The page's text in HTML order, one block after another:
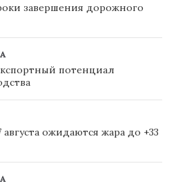
завершения дорожного
потенциал
ожидаются жара до +33